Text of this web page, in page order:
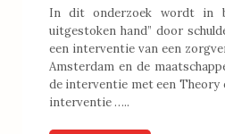
In dit onderzoek wordt in
uitgestoken hand” door
een interventie van een
Amsterdam en de
de interventie met een Theory
interventie …..